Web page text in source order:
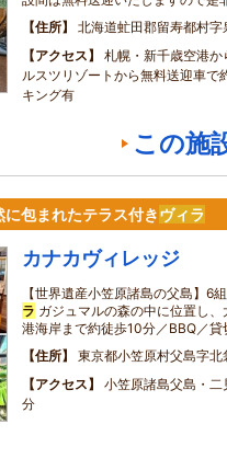
住所
北海道虻田郡留寿都村
アクセス
札幌・新千歳空港
ルスツリゾートから無料送迎車
キング有
この施
に包まれたテラス付きヴィラ
カナカヴィレッジ
【世界遺産小笠原諸島の父島】6
ラ ガジュマルの森の中に位置し
港海岸まで約徒歩10分／BBQ／
住所
東京都小笠原村父島字北
アクセス
小笠原諸島父島・
分